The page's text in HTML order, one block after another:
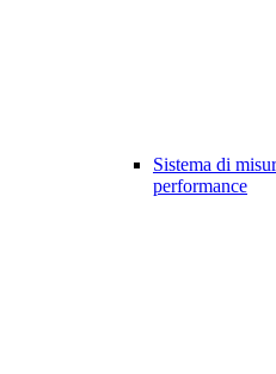
Sistema di
performance